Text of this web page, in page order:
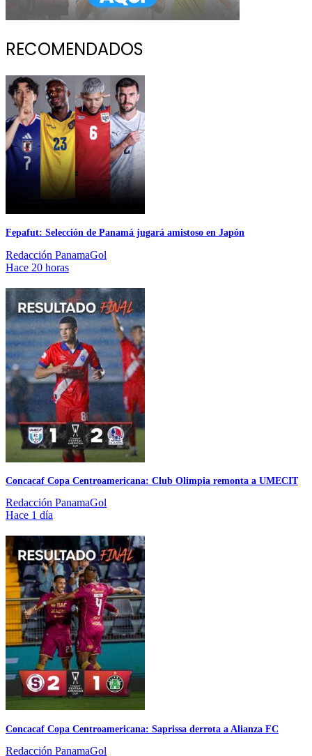
RECOMENDADOS
Fepafut: Selección de Panamá jugará amistoso en Japón
Redacción PanamaGol
Hace 20 horas
Concacaf Copa Centroamericana: Club Olimpia remonta a UMECIT
Redacción PanamaGol
Hace 1 día
Concacaf Copa Centroamericana: Saprissa derrota a Alianza FC
Redacción PanamaGol